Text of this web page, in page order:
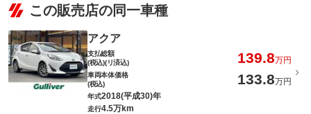
この販売店の同一車種
アクア
支払総額
(税込)(リ済込)
139.8万円
車両本体価格
(税込)
133.8万円
年式2018(平成30)年
走行4.5万km